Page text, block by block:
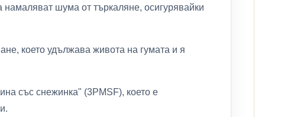
шума от търкаляне, осигурявайки
което удължава живота на гумата и я
със снежинка" (3PMSF), което е